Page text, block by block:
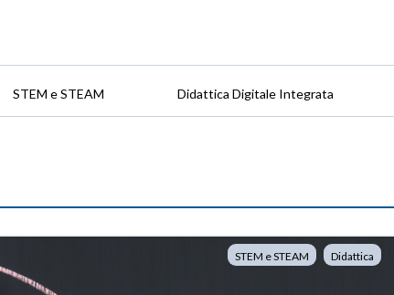
STEM e STEAM Didattica Digitale Integrata
STEM e STEAM Didattica